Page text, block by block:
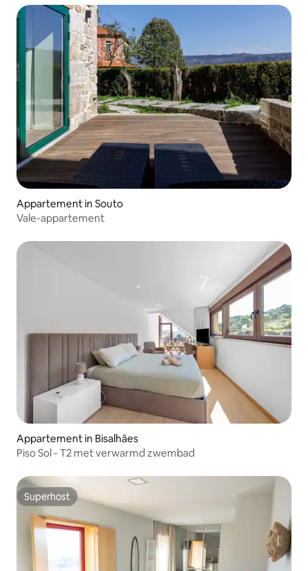
Appartement in Souto
Vale-appartement
Appartement in Bisalhães
Piso Sol - T2 met verwarmd zwembad
Superhost
Superhost